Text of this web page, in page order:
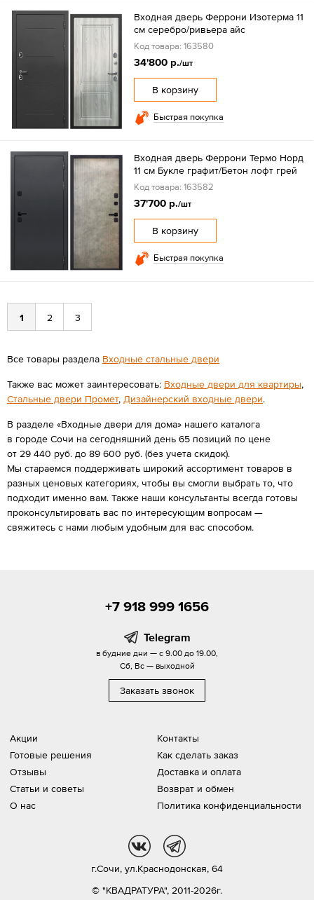
Входная дверь Феррони Изотерма 11
см серебро/ривьера айс
Код товара: 163580
34'800 р./шт
В корзину
Быстрая покупка
Входная дверь Феррони Термо Норд
11 см Букле графит/Бетон лофт грей
Код товара: 163582
37'700 р./шт
В корзину
Быстрая покупка
1 2 3
Все товары раздела Входные стальные двери
Также вас может заинтересовать: Входные двери для квартиры,
Стальные двери Промет, Дизайнерский входные двери.
В разделе «Входные двери для дома» нашего каталога
в городе Сочи на сегодняшний день 65 позиций по цене
от 29 440 руб. до 89 600 руб. (без учета скидок).
Мы стараемся поддерживать широкий ассортимент товаров в
разных ценовых категориях, чтобы вы смогли выбрать то, что
подходит именно вам. Также наши консультанты всегда готовы
проконсультировать вас по интересующим вопросам —
свяжитесь с нами любым удобным для вас способом.
Акции
Готовые решения
Отзывы
Статьи и советы
О нас
Контакты
Как сделать заказ
Доставка и оплата
Возврат и обмен
Политика конфиденциальности
+7 918 999 1656
Telegram
в будние дни — с 9.00 до 19.00,
Сб, Вс — выходной
Заказать звонок
© "КВАДРАТУРА", 2011-2026г.
г.Сочи, ул.Краснодонская, 64
vk